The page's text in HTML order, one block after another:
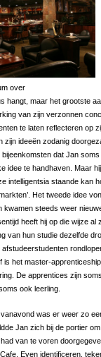
over
hangt, maar het grootste
van zijn verzonnen
te laten reflecteren op
zijn ideeën zodanig
dat Jan
idee te handhaven. Maar
intelligentsia staande kan
Het tweede idee
kwamen steeds weer
heeft hij op die wijze
van hun studie dezelfde
is het master-
De apprentices zijn
ook leerling.
was er weer zo
Jan zich bij de portier
van te voren
Even identificeren,